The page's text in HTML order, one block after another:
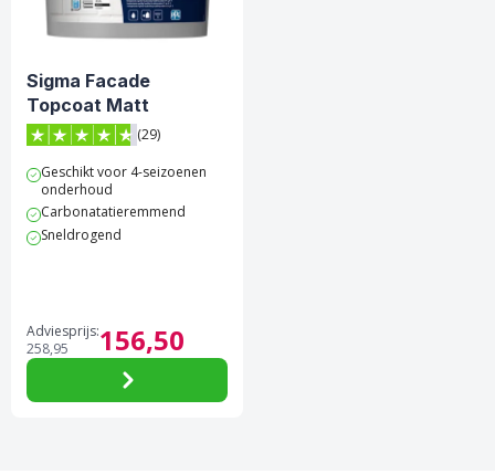
Sigma Facade
Topcoat Matt
(29)
Geschikt voor 4-seizoenen
onderhoud
Carbonatatieremmend
Sneldrogend
156,50
Adviesprijs:
258,95